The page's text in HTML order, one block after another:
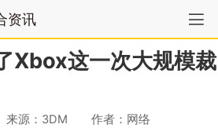
资讯
Xbox这一次大规模裁
来源：3DM 作者：网络